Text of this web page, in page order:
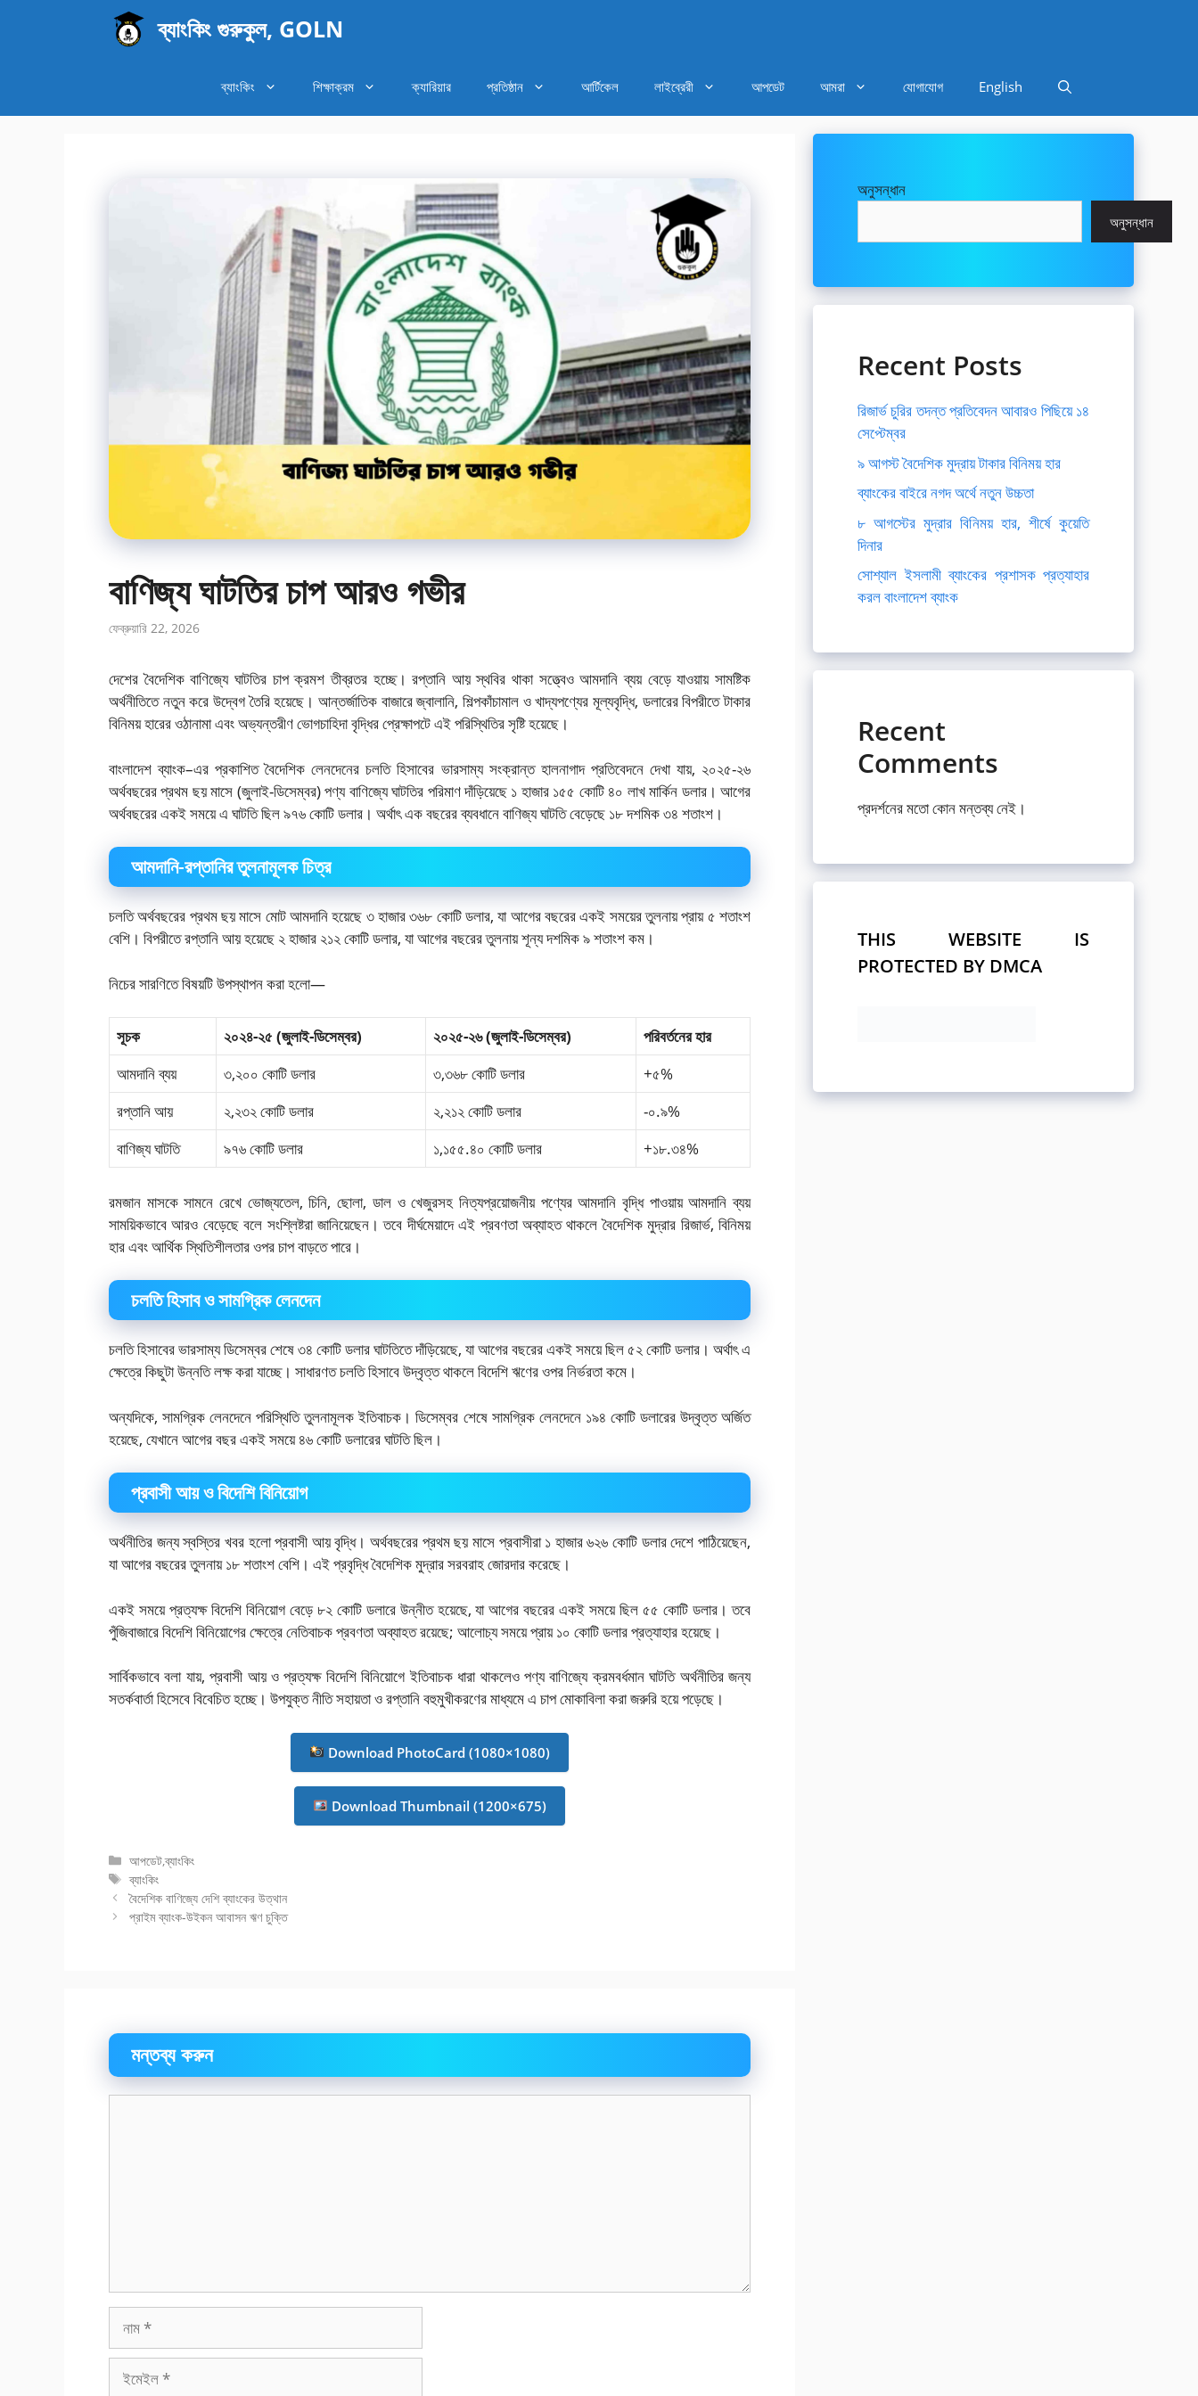
ব্যাংকিং গুরুকুল, GOLN
ব্যাংকিং শিক্ষাক্রম ক্যারিয়ার প্রতিষ্ঠান আর্টিকেল লাইব্রেরী আপডেট আমরা যোগাযোগ English
বাণিজ্য ঘাটতির চাপ আরও গভীর
ফেব্রুয়ারি 22, 2026
দেশের বৈদেশিক বাণিজ্যে ঘাটতির চাপ ক্রমশ তীব্রতর হচ্ছে। রপ্তানি আয় স্থবির থাকা সত্ত্বেও আমদানি ব্যয় বেড়ে যাওয়ায় সামষ্টিক
অর্থনীতিতে নতুন করে উদ্বেগ তৈরি হয়েছে। আন্তর্জাতিক বাজারে জ্বালানি, শিল্পকাঁচামাল ও খাদ্যপণ্যের মূল্যবৃদ্ধি, ডলারের বিপরীতে টাকার
বিনিময় হারের ওঠানামা এবং অভ্যন্তরীণ ভোগচাহিদা বৃদ্ধির প্রেক্ষাপটে এই পরিস্থিতির সৃষ্টি হয়েছে।
বাংলাদেশ ব্যাংক–এর প্রকাশিত বৈদেশিক লেনদেনের চলতি হিসাবের ভারসাম্য সংক্রান্ত হালনাগাদ প্রতিবেদনে দেখা যায়, ২০২৫-২৬
অর্থবছরের প্রথম ছয় মাসে (জুলাই-ডিসেম্বর) পণ্য বাণিজ্যে ঘাটতির পরিমাণ দাঁড়িয়েছে ১ হাজার ১৫৫ কোটি ৪০ লাখ মার্কিন ডলার। আগের
অর্থবছরের একই সময়ে এ ঘাটতি ছিল ৯৭৬ কোটি ডলার। অর্থাৎ এক বছরের ব্যবধানে বাণিজ্য ঘাটতি বেড়েছে ১৮ দশমিক ৩৪ শতাংশ।
আমদানি-রপ্তানির তুলনামূলক চিত্র
চলতি অর্থবছরের প্রথম ছয় মাসে মোট আমদানি হয়েছে ৩ হাজার ৩৬৮ কোটি ডলার, যা আগের বছরের একই সময়ের তুলনায় প্রায় ৫ শতাংশ
বেশি। বিপরীতে রপ্তানি আয় হয়েছে ২ হাজার ২১২ কোটি ডলার, যা আগের বছরের তুলনায় শূন্য দশমিক ৯ শতাংশ কম।
নিচের সারণিতে বিষয়টি উপস্থাপন করা হলো—
সূচক ২০২৪-২৫ (জুলাই-ডিসেম্বর) ২০২৫-২৬ (জুলাই-ডিসেম্বর)
পরিবর্তনের হার
আমদানি ব্যয়
৩,২০০ কোটি ডলার ৩,৩৬৮ কোটি ডলার
+৫%
রপ্তানি আয়
২,২৩২ কোটি ডলার ২,২১২ কোটি ডলার
-০.৯%
বাণিজ্য ঘাটতি
৯৭৬ কোটি ডলার ১,১৫৫.৪০ কোটি ডলার +১৮.৩৪%
রমজান মাসকে সামনে রেখে ভোজ্যতেল, চিনি, ছোলা, ডাল ও খেজুরসহ নিত্যপ্রয়োজনীয় পণ্যের আমদানি বৃদ্ধি পাওয়ায় আমদানি ব্যয়
সাময়িকভাবে আরও বেড়েছে বলে সংশ্লিষ্টরা জানিয়েছেন। তবে দীর্ঘমেয়াদে এই প্রবণতা অব্যাহত থাকলে বৈদেশিক মুদ্রার রিজার্ভ, বিনিময়
হার এবং আর্থিক স্থিতিশীলতার ওপর চাপ বাড়তে পারে।
চলতি হিসাব ও সামগ্রিক লেনদেন
চলতি হিসাবের ভারসাম্য ডিসেম্বর শেষে ৩৪ কোটি ডলার ঘাটতিতে দাঁড়িয়েছে, যা আগের বছরের একই সময়ে ছিল ৫২ কোটি ডলার। অর্থাৎ এ
ক্ষেত্রে কিছুটা উন্নতি লক্ষ করা যাচ্ছে। সাধারণত চলতি হিসাবে উদ্বৃত্ত থাকলে বিদেশি ঋণের ওপর নির্ভরতা কমে।
অন্যদিকে, সামগ্রিক লেনদেনে পরিস্থিতি তুলনামূলক ইতিবাচক। ডিসেম্বর শেষে সামগ্রিক লেনদেনে ১৯৪ কোটি ডলারের উদ্বৃত্ত অর্জিত
হয়েছে, যেখানে আগের বছর একই সময়ে ৪৬ কোটি ডলারের ঘাটতি ছিল।
প্রবাসী আয় ও বিদেশি বিনিয়োগ
অর্থনীতির জন্য স্বস্তির খবর হলো প্রবাসী আয় বৃদ্ধি। অর্থবছরের প্রথম ছয় মাসে প্রবাসীরা ১ হাজার ৬২৬ কোটি ডলার দেশে পাঠিয়েছেন,
যা আগের বছরের তুলনায় ১৮ শতাংশ বেশি। এই প্রবৃদ্ধি বৈদেশিক মুদ্রার সরবরাহ জোরদার করেছে।
একই সময়ে প্রত্যক্ষ বিদেশি বিনিয়োগ বেড়ে ৮২ কোটি ডলারে উন্নীত হয়েছে, যা আগের বছরের একই সময়ে ছিল ৫৫ কোটি ডলার। তবে
পুঁজিবাজারে বিদেশি বিনিয়োগের ক্ষেত্রে নেতিবাচক প্রবণতা অব্যাহত রয়েছে; আলোচ্য সময়ে প্রায় ১০ কোটি ডলার প্রত্যাহার হয়েছে।
সার্বিকভাবে বলা যায়, প্রবাসী আয় ও প্রত্যক্ষ বিদেশি বিনিয়োগে ইতিবাচক ধারা থাকলেও পণ্য বাণিজ্যে ক্রমবর্ধমান ঘাটতি অর্থনীতির জন্য
সতর্কবার্তা হিসেবে বিবেচিত হচ্ছে। উপযুক্ত নীতি সহায়তা ও রপ্তানি বহুমুখীকরণের মাধ্যমে এ চাপ মোকাবিলা করা জরুরি হয়ে পড়েছে।
Download PhotoCard (1080×1080)
Download Thumbnail (1200×675)
বিভাগ
সমূহ
আপডেট,ব্যাংকিং
ট্যাগ
সমূহ
ব্যাংকিং
বৈদেশিক বাণিজ্যে দেশি ব্যাংকের উত্থান
প্রাইম ব্যাংক-উইকন আবাসন ঋণ চুক্তি
মন্তব্য করুন
ইমেইল
অনুসন্ধান
অনুসন্ধান
Recent Posts
রিজার্ভ চুরির তদন্ত প্রতিবেদন আবারও পিছিয়ে ১৪
সেপ্টেম্বর
৯ আগস্ট বৈদেশিক মুদ্রায় টাকার বিনিময় হার
ব্যাংকের বাইরে নগদ অর্থে নতুন উচ্চতা
৮ আগস্টের মুদ্রার বিনিময় হার, শীর্ষে কুয়েতি
দিনার
সোশ্যাল ইসলামী ব্যাংকের প্রশাসক প্রত্যাহার
করল বাংলাদেশ ব্যাংক
Recent
Comments
প্রদর্শনের মতো কোন মন্তব্য নেই।
THIS WEBSITE IS
PROTECTED BY DMCA